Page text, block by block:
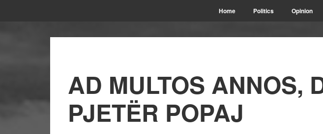
Home Politics Opinion
AD MULTOS ANNOS,
PJETËR POPAJ